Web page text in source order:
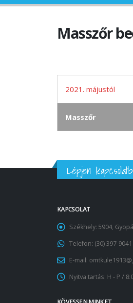
Masszőr
2021. májustól
Masszőr
Lépjen
KAPCSOLAT
Székhely: 5904,
Telefon: (30) 397-
E-mail:
Nyitva tartás: H - P /